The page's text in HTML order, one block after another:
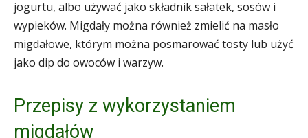
jogurtu, albo używać jako składnik sałatek, sosów i
wypieków. Migdały można również zmielić na masło
migdałowe, którym można posmarować tosty lub użyć
jako dip do owoców i warzyw.
Przepisy z wykorzystaniem
migdałów